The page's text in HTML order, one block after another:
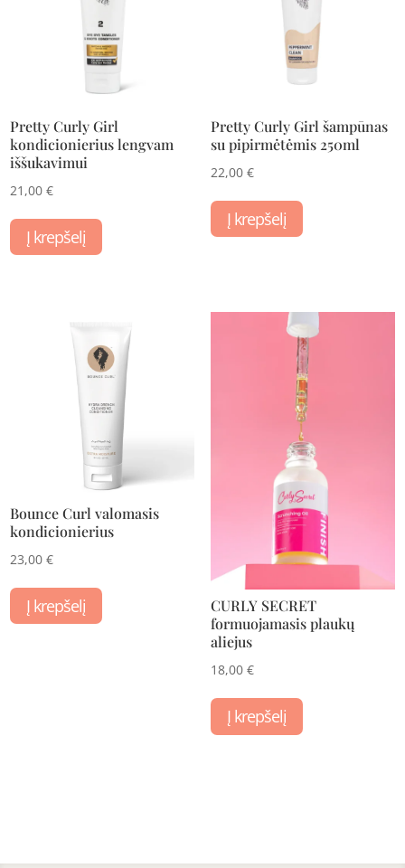
Pretty Curly Girl
kondicionierius lengvam
iššukavimui
21,00€
Į krepšelį
Pretty Curly Girl šampūnas
su pipirmėtėmis 250ml
22,00 €
Į krepšelį
Bounce Curl valomasis
kondicionierius
23,00€
Į krepšelį
CURLY SECRET
formuojamasis plaukų
aliejus
18,00 €
Į krepšelį